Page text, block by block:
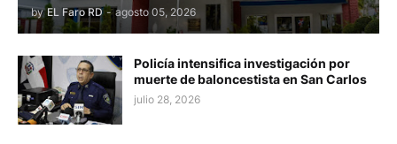
by EL Faro RD - agosto 05, 2026
Policía intensifica investigación por
muerte de baloncestista en San Carlos
julio 28, 2026